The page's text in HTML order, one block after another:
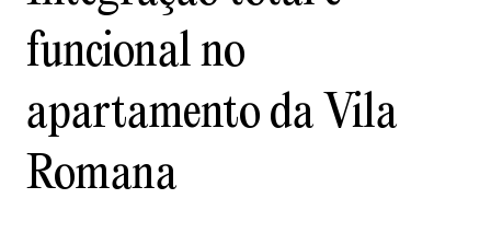
funcional no
apartamento da Vila
Romana